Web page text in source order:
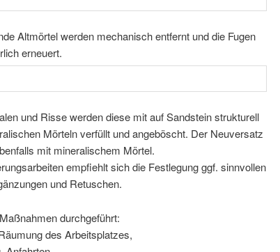
Altmörtel werden mechanisch entfernt und die Fugen
erneuert.
und Risse werden diese mit auf Sandstein strukturell
Mörteln verfüllt und angeböscht. Der Neuversatz
mit mineralischem Mörtel.
empfiehlt sich die Festlegung ggf. sinnvollen
und Retuschen.
durchgeführt:
des Arbeitsplatzes,